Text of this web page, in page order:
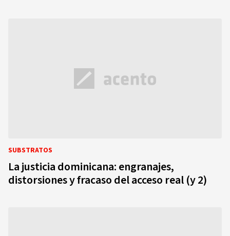
SUBSTRATOS
La justicia dominicana: engranajes,
distorsiones y fracaso del acceso real (y 2)